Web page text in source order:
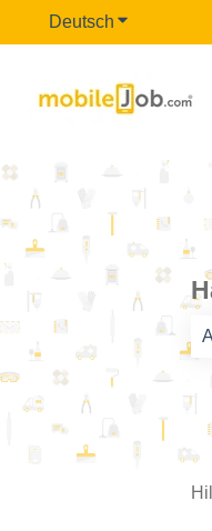
Deutsch Untermenü